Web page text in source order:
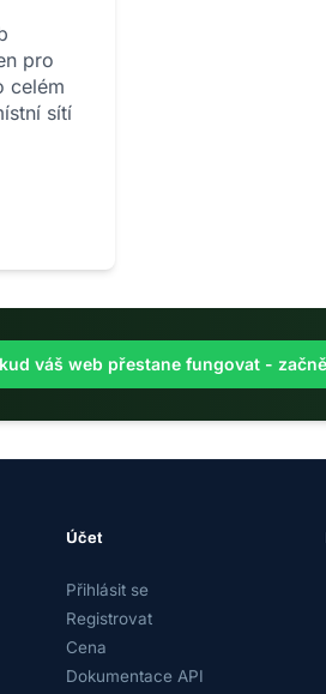
pro
celém
sítí
váš web přestane fungovat -
Účet
Přihlásit se
Registrovat
Cena
Dokumentace API